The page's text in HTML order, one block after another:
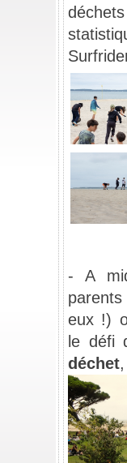
- A
eux !)
le défi
déchet,